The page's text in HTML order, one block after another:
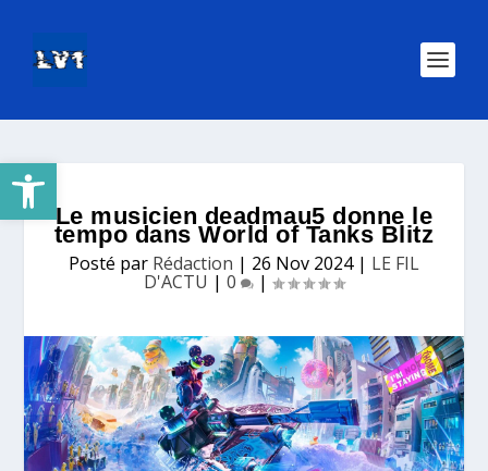
Ouvrir la barre d’outils
Le musicien deadmau5 donne le
tempo dans World of Tanks Blitz
Posté par Rédaction | 26 Nov 2024| LE FIL
D'ACTU | 0 |